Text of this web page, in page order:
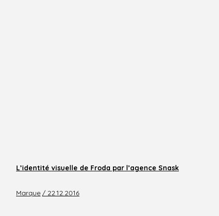
L’identité visuelle de Froda par l’agence Snask
Marque / 22.12.2016